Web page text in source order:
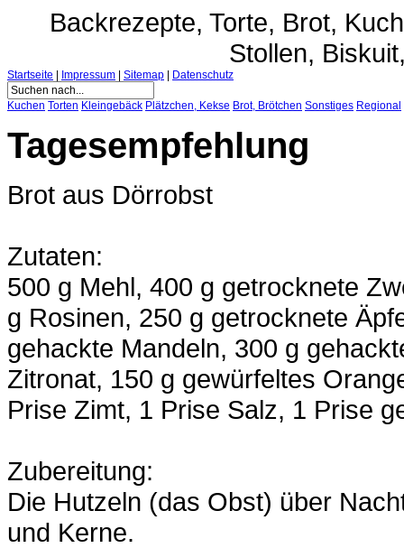
Backrezepte, Torte, Brot,
Stollen,
Startseite Impressum Sitemap Datenschutz
Kuchen Torten Kleingebäck Plätzchen, Kekse Brot, Brötchen Sonstiges Regional
Tagesempfehlung
Brot aus Dörrobst
Zutaten:
500 g Mehl, 400 g getrocknete
g Rosinen, 250 g getrocknete
gehackte Mandeln, 300 g
Zitronat, 150 g gewürfeltes
Prise Zimt, 1 Prise Salz, 1 Prise
Zubereitung:
Die Hutzeln (das Obst) über
und Kerne.